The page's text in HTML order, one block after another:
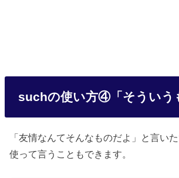
suchの使い方④「そういう
「友情なんてそんなものだよ」と言い
使って言うこともできます。